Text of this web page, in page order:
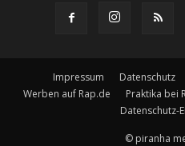
Impressum Datenschutz
Werben auf Rap.de
Praktika bei
Datenschutz-
© piranha